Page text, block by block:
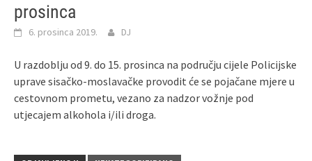
prosinca
6. prosinca 2019. DJ
U razdoblju od 9. do 15. prosinca na području cijele Policijske
uprave sisačko-moslavačke provodit će se pojačane mjere u
cestovnom prometu, vezano za nadzor vožnje pod
utjecajem alkohola i/ili droga.